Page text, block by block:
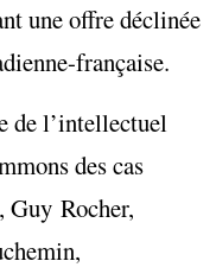
une offre déclinée
française.
de l’intellectuel
des cas
Guy Rocher,